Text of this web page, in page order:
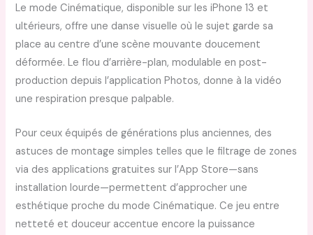
Le mode Cinématique, disponible sur les iPhone 13 et
ultérieurs, offre une danse visuelle où le sujet garde sa
place au centre d’une scène mouvante doucement
déformée. Le flou d’arrière-plan, modulable en post-
production depuis l’application Photos, donne à la vidéo
une respiration presque palpable.
Pour ceux équipés de générations plus anciennes, des
astuces de montage simples telles que le filtrage de zones
via des applications gratuites sur l’App Store—sans
installation lourde—permettent d’approcher une
esthétique proche du mode Cinématique. Ce jeu entre
netteté et douceur accentue encore la puissance